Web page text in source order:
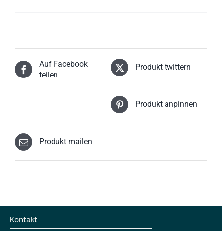
auf
der
Auf Facebook
teilen
Produkt twittern
Produkt anpinnen
Produkt mailen
Kontakt